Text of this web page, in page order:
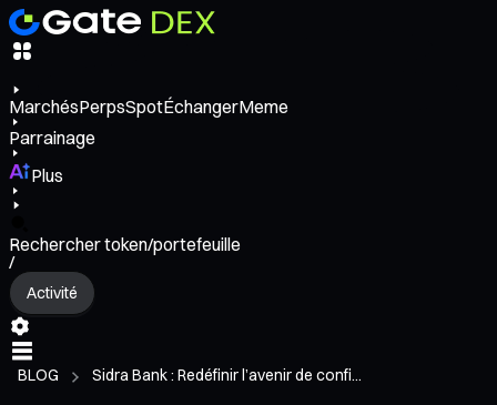
MarchésPerpsSpotÉchangerMeme
Parrainage
Plus
Rechercher token/portefeuille
/
Activité
BLOG Sidra Bank : Redéfinir l’avenir de confi...